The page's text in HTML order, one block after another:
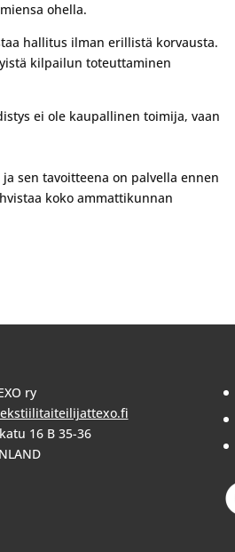
ohella.
hallitus ilman erillistä korvausta.
kilpailun toteuttaminen
ei ole kaupallinen toimija, vaan
sen tavoitteena on palvella ennen
koko ammattikunnan
ry
16 B 35-36